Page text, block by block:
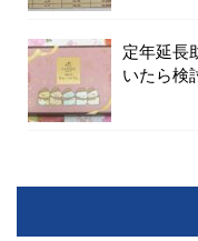
定年延長
いたら検